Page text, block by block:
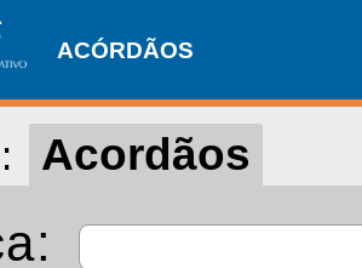
ACÓRDÃOS
Acordãos